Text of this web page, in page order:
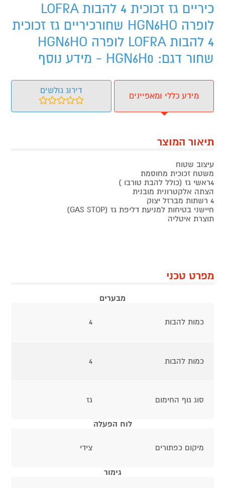
כיריים גז זכוכית 4 להבות LOFRA
לופרה HGN6HO שחורכיריים גז זכוכית
4 להבות LOFRA לופרה HGN6HO
שחור דגם: HGN6H0 - מידע נוסף
מידע כללי ומאפיינים
דירוג גולשים
תיאור המוצר
עיצוב שטוח
משטח זכוכית מחוסמת
4ראשי גז (כולל להבת טורבו )
הצתה אלקטרונית מובנית
4 רשתות מברזל יצוק
חיישני בטיחות למניעת דליפת גז (GAS STOP)
תוצרת איטליה
מפרט טכני
מבערים
כמות להבות 4
כמות להבות 4
סוג גוף החימום גז
לוח הפעלה
מיקום כפתורים צידי
גימור